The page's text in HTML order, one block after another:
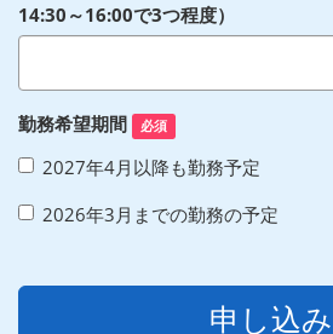
14:30～16:00で3つ程度）
勤務希望期間 必須
2027年4月以降も勤務予定
2026年3月までの勤務の予定
申し込み